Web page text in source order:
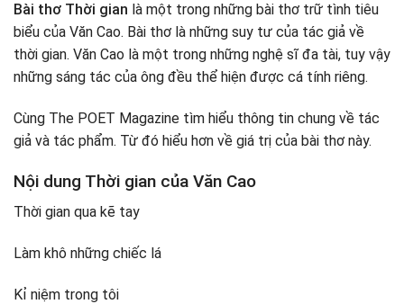
Phương thức biểu đạt chính được sử dụng trong bài là
gì?
Sơ đồ tư duy Thời gian – Văn Cao
Kết luận
Bài thơ Thời gian là một trong những bài thơ trữ tình tiêu
biểu của Văn Cao. Bài thơ là những suy tư của tác giả về
thời gian. Văn Cao là một trong những nghệ sĩ đa tài, tuy vậy
những sáng tác của ông đều thể hiện được cá tính riêng.
Cùng The POET Magazine tìm hiểu thông tin chung về tác
giả và tác phẩm. Từ đó hiểu hơn về giá trị của bài thơ này.
Nội dung Thời gian của Văn Cao
Thời gian qua kẽ tay
Làm khô những chiếc lá
Kỉ niệm trong tôi